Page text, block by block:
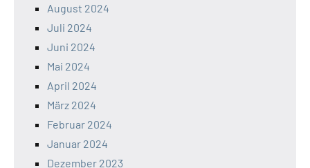
August 2024
Juli 2024
Juni 2024
Mai 2024
April 2024
März 2024
Februar 2024
Januar 2024
Dezember 2023